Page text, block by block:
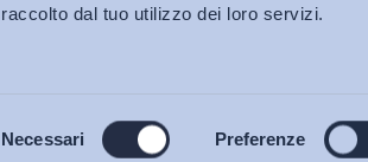
raccolto dal tuo utilizzo dei loro servizi.
Necessari Preferenze
© 2026 Bollettino